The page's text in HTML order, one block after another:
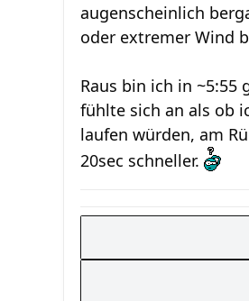
augenscheinlich
oder extremer Wind
Raus bin ich in ~5:55
fühlte sich an als ob
laufen würden, am
20sec schneller.